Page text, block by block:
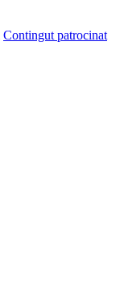
Contingut patrocinat